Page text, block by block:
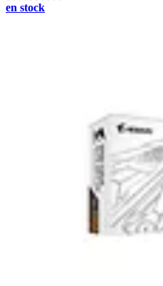
en stock